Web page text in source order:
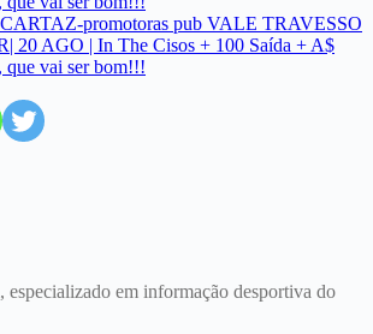
especializado em informação desportiva do